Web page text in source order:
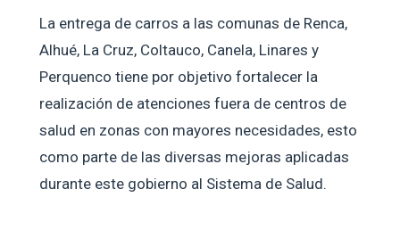
La entrega de carros a las comunas de Renca,
Alhué, La Cruz, Coltauco, Canela, Linares y
Perquenco tiene por objetivo fortalecer la
realización de atenciones fuera de centros de
salud en zonas con mayores necesidades, esto
como parte de las diversas mejoras aplicadas
durante este gobierno al Sistema de Salud.